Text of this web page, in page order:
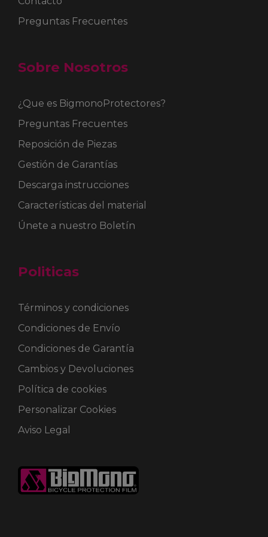
Preguntas Frecuentes
Sobre Nosotros
¿Que es BigmonoProtectores?
Preguntas Frecuentes
Reposición de Piezas
Gestión de Garantías
Descarga instrucciones
Características del material
Únete a nuestro Boletín
Politicas
Términos y condiciones
Condiciones de Envío
Condiciones de Garantía
Cambios y Devoluciones
Política de cookies
Personalizar Cookies
Aviso Legal